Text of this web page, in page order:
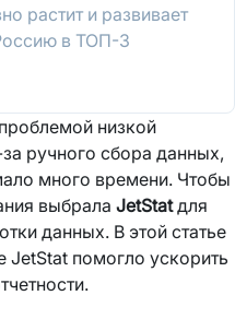
низкой
ручного сбора данных,
много времени. Чтобы
выбрала JetStatдля
данных. В этой статье
помогло ускорить
растит и развивает
в ТОП-3